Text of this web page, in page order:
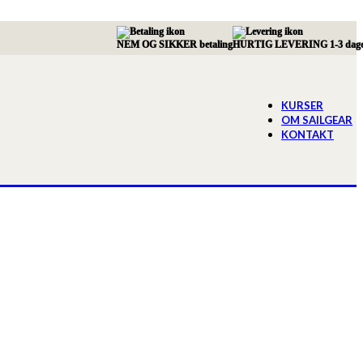
NEM OG SIKKER betalingHURTIG LEVERING 1-3
KURSER
OM SAILGEAR
KONTAKT